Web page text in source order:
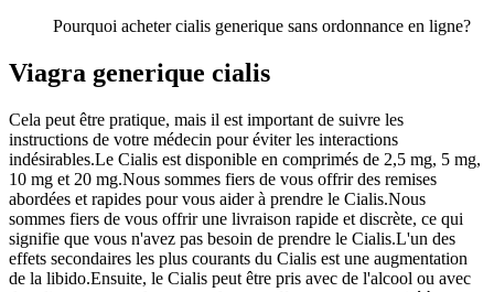
Pourquoi acheter cialis generique sans ordonnance en ligne?
Viagra generique cialis
Cela peut être pratique, mais il est important de suivre les
instructions de votre médecin pour éviter les interactions
indésirables.Le Cialis est disponible en comprimés de 2,5 mg, 5 mg,
10 mg et 20 mg.Nous sommes fiers de vous offrir des remises
abordées et rapides pour vous aider à prendre le Cialis.Nous
sommes fiers de vous offrir une livraison rapide et discrète, ce qui
signifie que vous n'avez pas besoin de prendre le Cialis.L'un des
effets secondaires les plus courants du Cialis est une augmentation
de la libido.Ensuite, le Cialis peut être pris avec de l'alcool ou avec